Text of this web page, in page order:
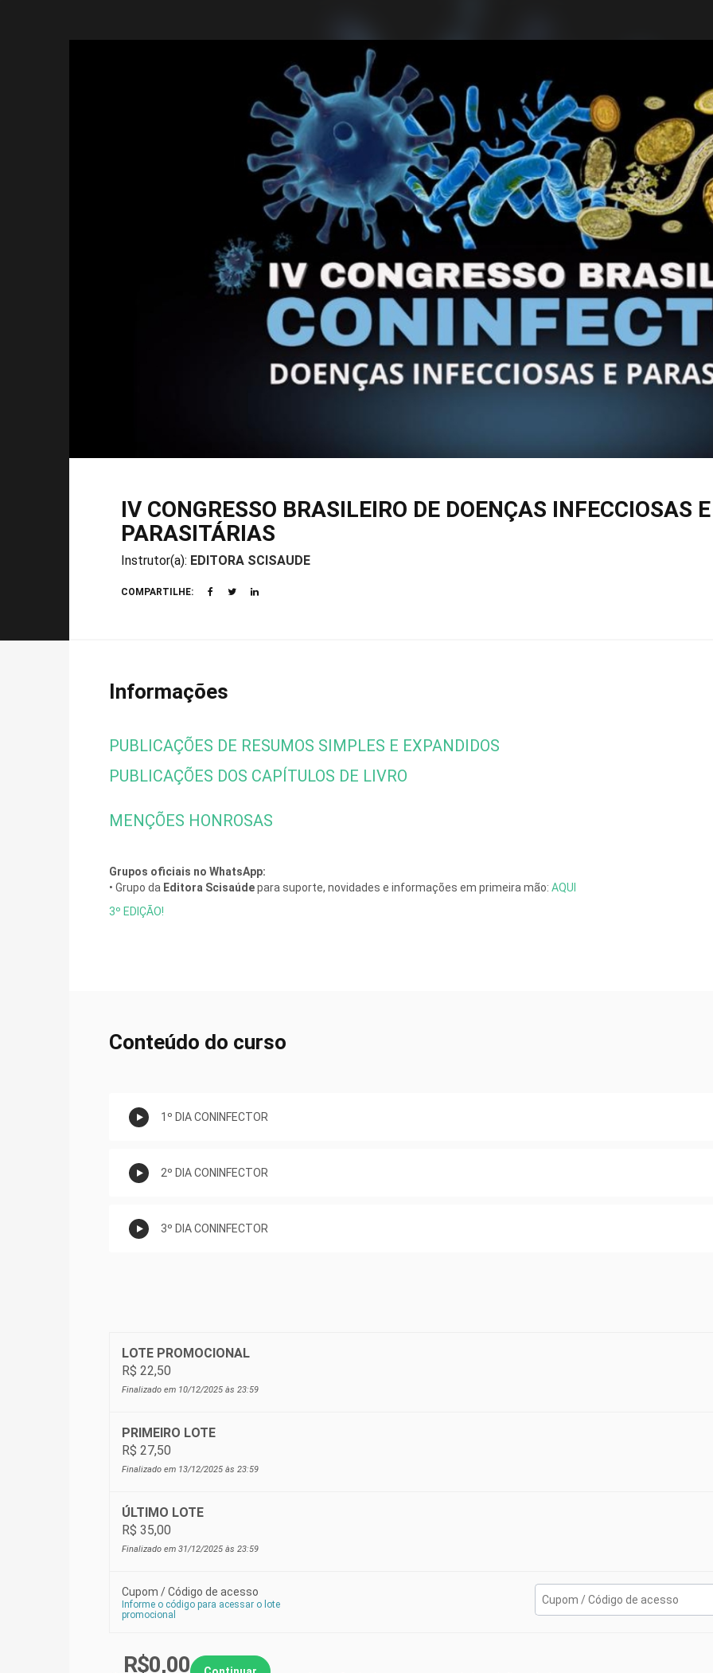
IV CONGRESSO BRASILEIRO DE DOENÇAS INFECCIOSAS E
PARASITÁRIAS
Instrutor(a): EDITORA SCISAUDE
COMPARTILHE:
Informações
PUBLICAÇÕES DE RESUMOS SIMPLES E EXPANDIDOS
PUBLICAÇÕES DOS CAPÍTULOS DE LIVRO
MENÇÕES HONROSAS
Grupos oficiais no WhatsApp:
• Grupo da Editora Scisaúdepara suporte, novidades e informações em primeira mão: AQUI
3º EDIÇÃO!
Conteúdo do curso
1º DIA CONINFECTOR
2º DIA CONINFECTOR
3º DIA CONINFECTOR
LOTE PROMOCIONAL
R$ 22,50
Finalizado em 10/12/2025 às 23:59
PRIMEIRO LOTE
R$ 27,50
Finalizado em 13/12/2025 às 23:59
ÚLTIMO LOTE
R$ 35,00
Finalizado em 31/12/2025 às 23:59
Cupom / Código de acesso
Informe o código para acessar o lote
promocional
R$0,00